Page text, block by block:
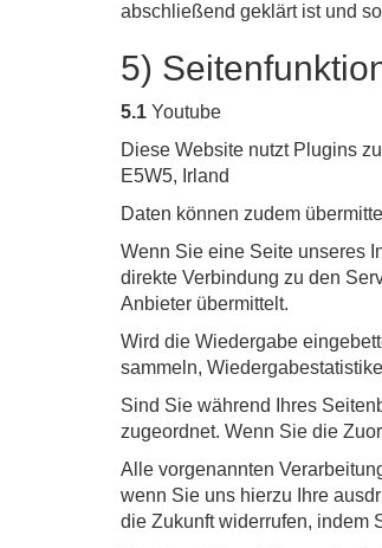
abschließend geklärt ist und
5)
5.1 Youtube
Diese Website nutzt Plugins
E5W5, Irland
Daten können zudem
Wenn Sie eine Seite unseres
direkte Verbindung zu den
Anbieter übermittelt.
Wird die Wiedergabe
sammeln,
Sind Sie während Ihres
zugeordnet. Wenn Sie die
Alle vorgenannten
wenn Sie uns hierzu Ihre
die Zukunft widerrufen, indem